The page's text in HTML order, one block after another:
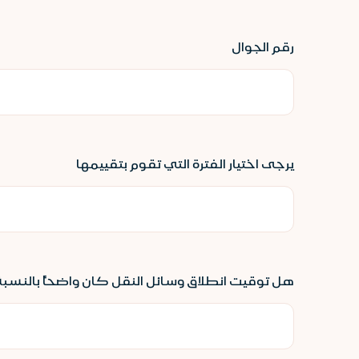
رقم الجوال
يرجى اختيار الفترة التي تقوم بتقييمها
هل توقيت انطلاق وسائل النقل كان واضحاً